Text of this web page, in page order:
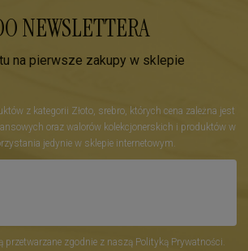
NEWSLETTERA
na pierwsze zakupy w sklepie
z kategorii Złoto, srebro, których cena zależna jest
oraz walorów kolekcjonerskich i produktów w
jedynie w sklepie internetowym.
przetwarzane zgodnie z naszą Polityką Prywatności.